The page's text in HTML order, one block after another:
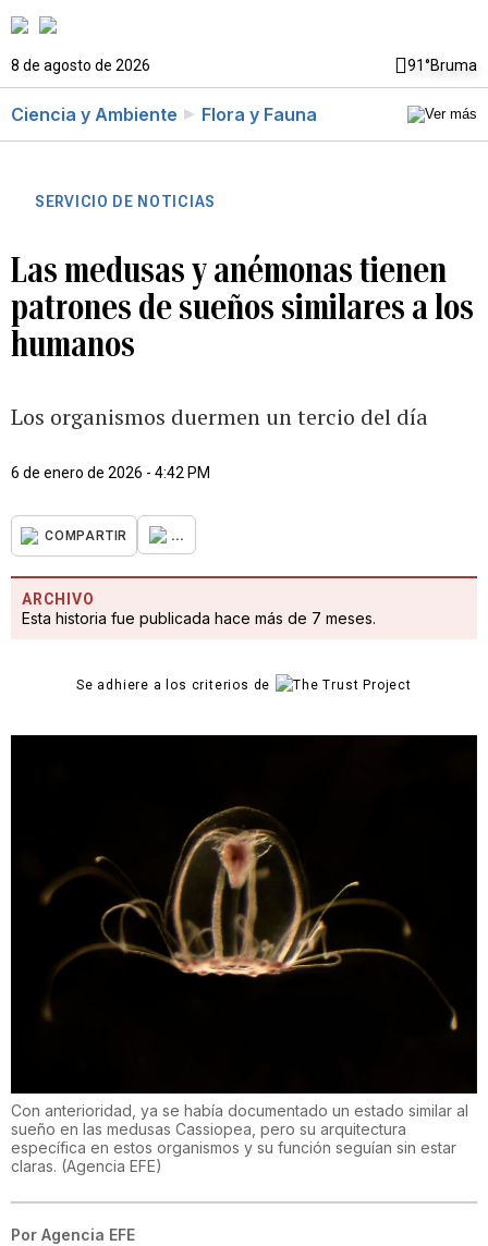
8 de agosto de 2026 91°Bruma
Ciencia y Ambiente Flora y Fauna
SERVICIO DE NOTICIAS
Las medusas y anémonas tienen
patrones de sueños similares a los
humanos
Los organismos duermen un tercio del día
6 de enero de 2026 - 4:42 PM
COMPARTIR ...
ARCHIVO
Esta historia fue publicada hace más de 7 meses.
Se adhiere a los criterios de
Con anterioridad, ya se había documentado un estado similar al
sueño en las medusas Cassiopea, pero su arquitectura
específica en estos organismos y su función seguían sin estar
claras. (Agencia EFE)
Por Agencia EFE